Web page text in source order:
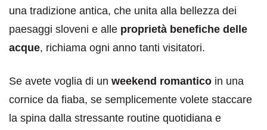
una tradizione antica, che unita alla bellezza dei
paesaggi sloveni e alle proprietà benefiche delle
acque, richiama ogni anno tanti visitatori.
Se avete voglia di un weekend romantico in una
cornice da fiaba, se semplicemente volete staccare
la spina dalla stressante routine quotidiana e